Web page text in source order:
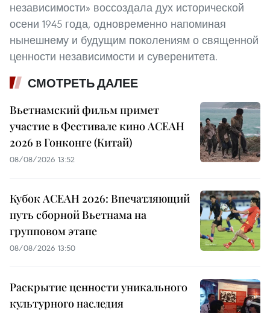
независимости» воссоздала дух исторической
осени 1945 года, одновременно напоминая
нынешнему и будущим поколениям о священной
ценности независимости и суверенитета.
СМОТРЕТЬ ДАЛЕЕ
Вьетнамский фильм примет
участие в Фестивале кино АСЕАН
2026 в Гонконге (Китай)
08/08/2026 13:52
Кубок АСЕАН 2026: Впечатляющий
путь сборной Вьетнама на
групповом этапе
08/08/2026 13:50
Раскрытие ценности уникального
культурного наследия